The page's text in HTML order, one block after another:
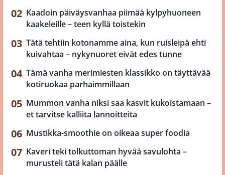
Kaadoin päiväysvanhaa piimää kylpyhuoneen
kaakeleille – teen kyllä toistekin
Tätä tehtiin kotonamme aina, kun ruisleipä ehti
kuivahtaa – nykynuoret eivät edes tunne
Tämä vanha merimiesten klassikko on täyttävää
kotiruokaa parhaimmillaan
Mummon vanha niksi saa kasvit kukoistamaan –
et tarvitse kalliita lannoitteita
Mustikka-smoothie on oikeaa super foodia
Kaveri teki tolkuttoman hyvää savulohta –
murusteli tätä kalan päälle